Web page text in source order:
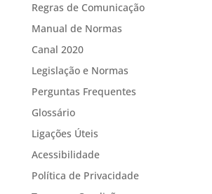
Regras de Comunicação
Manual de Normas
Canal 2020
Legislação e Normas
Perguntas Frequentes
Glossário
Ligações Úteis
Acessibilidade
Política de Privacidade